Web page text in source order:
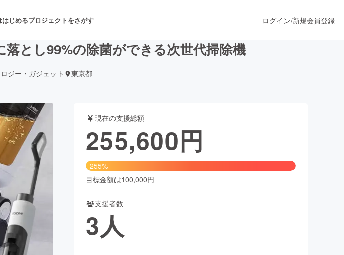
はじめるプロジェクトをさがす
舞台・パフォーマンス
フード・飲食店 ファッション
ビューティー・ヘルスケア
ログイン/新規会員登録
とし99%の除菌ができる次世代掃除機
ジー・ガジェット 東京都
現在の支援総額
255,600円
255%
目標金額は100,000円
支援者数
3人